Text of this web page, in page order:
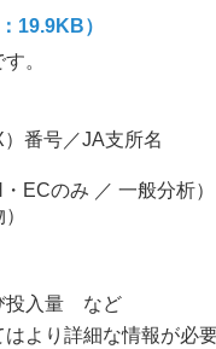
19.9KB）
。
番号／JA支所名
ECのみ ／ 一般分析）
投入量 など
より詳細な情報が必